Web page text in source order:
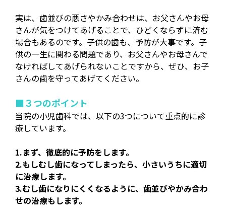
実は、歯並びの悪さやかみ合わせは、お父さんやお母
さんが気をつけてあげることで、ひどくならずに済む
場合もあるのです。子供の歯も、予防が大事です。子
供の一生に関わる問題であり、お父さんやお母さんで
なければしてあげられないことですから、ぜひ、お子
さんの歯を守ってあげてください。
■３つのポイント
当院の小児歯科では、以下の3つについて重点的に診
療しています。
1.まず、徹底的に予防をします。
2.もしむし歯になってしまったら、小さいうちに適切
に治療します。
3.むし歯になりにくくなるように、歯並びやかみ合わ
せの治療もします。